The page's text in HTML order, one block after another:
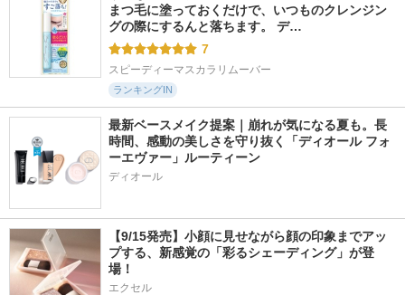
まつ毛に塗っておくだけで、いつものクレンジン
グの際にするんと落ちます。 デ…
7
スピーディーマスカラリムーバー
ランキングIN
最新ベースメイク提案｜崩れが気になる夏も。長
時間、感動の美しさを守り抜く「ディオール フォ
ーエヴァー」ルーティーン
ディオール
【9/15発売】小顔に見せながら顔の印象までアッ
プする、新感覚の「彩るシェーディング」が登
場！
エクセル